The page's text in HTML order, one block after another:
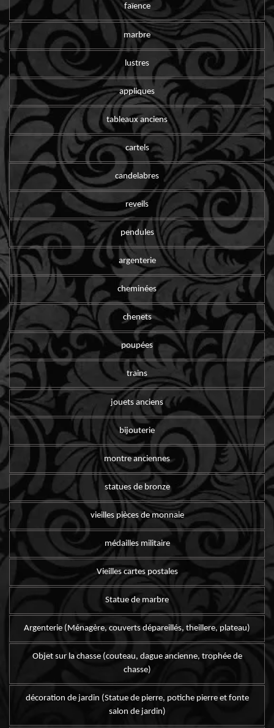
faïence
marbre
lustres
appliques
tableaux anciens
cartels
candelabres
reveils
pendules
argenterie
cheminées
chenets
poupées
trains
jouets anciens
bijouterie
montre anciennes
statues de bronze
vieilles pièces de monnaie
médailles militaire
Vieilles cartes postales
Statue de marbre
Argenterie (Ménagère, couverts dépareillés, theillere, plateau)
Objet sur la chasse (couteau, dague ancienne, trophée de
chasse)
décoration de jardin (Statue de pierre, potiche pierre et fonte
salon de jardin)